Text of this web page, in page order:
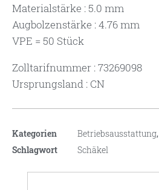
Materialstärke : 5.0 mm
Augbolzenstärke : 4.76 mm
VPE = 50 Stück
Zolltarifnummer : 73269098
Ursprungsland : CN
Kategorien Betriebsausstattung,
Schlagwort
Schäkel